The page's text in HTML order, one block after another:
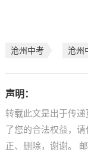
沧州中考 沧州
声明：
转载此文是出于传
了您的合法权益，
正、删除，谢谢。